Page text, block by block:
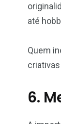
até
Quem
6.